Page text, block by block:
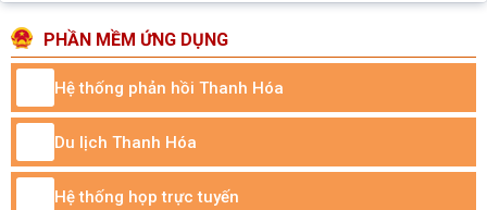
KHAI NIÊM YẾT PHƯƠNG ÁN BỒI THƯỜNG, HỖ
XÃ THỌ BÌNH TỔ CHỨC CHI TRẢ TIỀN BỒI THƯỜNG, HỖ TRỢ GIẢI
PHÓNG MẶT BẰNG THỰC HIỆN DỰ ÁN ĐƯỜNG NỐI
ĐOÀN XÃ THỌ BÌNH RA QUÂN CHIẾN DỊCH THANH NIÊN TÌNH
NGUYỆN HÈ NĂM 2026 VÀ HƯỞNG ỨNG CHIẾN DỊCH “MÙA
UBND xã Thọ Bình tổ chức hội nghị đánh giá kết quả thực hiện
nhiệm vụ tuần 25, triển khai nhiệm vụ
PHẦN MỀM ỨNG DỤNG
Hệ thống phản hồi Thanh Hóa
Du lịch Thanh Hóa
Hệ thống họp trực tuyến